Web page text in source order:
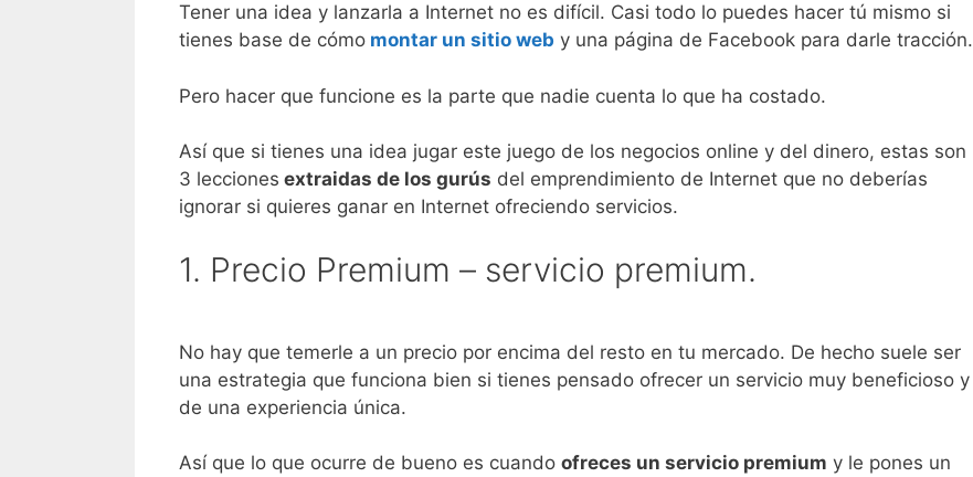
Tener una idea y lanzarla a Internet no es difícil. Casi todo lo puedes hacer tú mismo si
tienes base de cómo montar un sitio web y una página de Facebook para darle tracción.
Pero hacer que funcione es la parte que nadie cuenta lo que ha costado.
Así que si tienes una idea jugar este juego de los negocios online y del dinero, estas son
3 lecciones extraidas de los gurús del emprendimiento de Internet que no deberías
ignorar si quieres ganar en Internet ofreciendo servicios.
1. Precio Premium – servicio premium.
No hay que temerle a un precio por encima del resto en tu mercado. De hecho suele ser
una estrategia que funciona bien si tienes pensado ofrecer un servicio muy beneficioso y
de una experiencia única.
Así que lo que ocurre de bueno es cuando ofreces un servicio premium y le pones un